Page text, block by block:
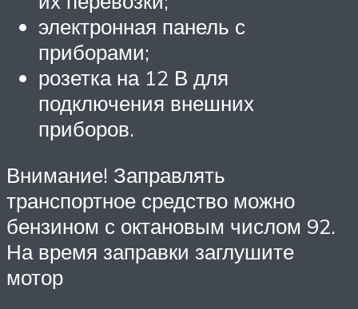
электронная панель с
приборами;
розетка на 12 В для
подключения внешних
приборов.
Внимание! Заправлять
транспортное средство можно
бензином с октановым числом 92.
На время заправки заглушите
мотор